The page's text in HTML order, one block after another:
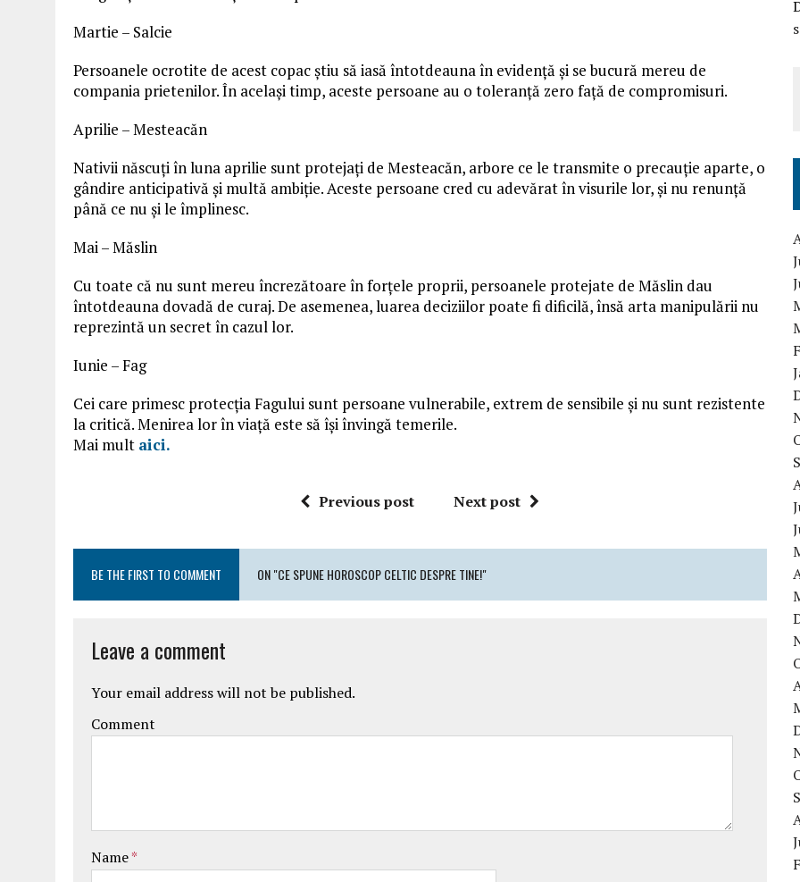
Martie – Salcie
Persoanele ocrotite de acest copac știu să iasă întotdeauna în evidență și se bucură mereu de
compania prietenilor. În același timp, aceste persoane au o toleranță zero față de compromisuri.
Aprilie – Mesteacăn
Nativii născuți în luna aprilie sunt protejați de Mesteacăn, arbore ce le transmite o precauție aparte, o
gândire anticipativă și multă ambiție. Aceste persoane cred cu adevărat în visurile lor, și nu renunță
până ce nu și le împlinesc.
Mai – Măslin
Cu toate că nu sunt mereu încrezătoare în forțele proprii, persoanele protejate de Măslin dau
întotdeauna dovadă de curaj. De asemenea, luarea deciziilor poate fi dificilă, însă arta manipulării nu
reprezintă un secret în cazul lor.
Iunie – Fag
Cei care primesc protecția Fagului sunt persoane vulnerabile, extrem de sensibile și nu sunt rezistente
la critică. Menirea lor în viață este să își învingă temerile.
Mai mult aici.
Previous post Next post
BE THE FIRST TO COMMENT ON "CE SPUNE HOROSCOP CELTIC DESPRE TINE!"
Leave a comment
Your email address will not be published.
Comment
Name*